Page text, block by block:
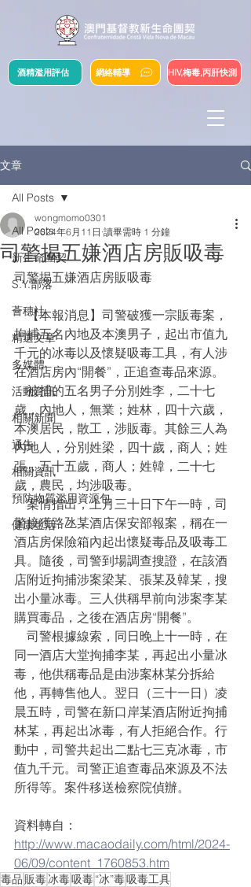
網絡輔導
酒精濫用評估 HIV,梅毒,丙肝快測
文章
All Posts
新生命團契
S.Y.部落
薈穗社
精選文章
多媒體
活動資訊
相關新聞
通告
相關資訊
預防物質濫用資源包
健康生活
All Posts
司警揭五嫌酒店房販吸毒
wongmomo0301
2024年6月11日 讀畢需時 1 分鐘
司警揭五嫌酒店房販吸毒
【本報消息】司警破獲一宗販毒案，
拘捕五名內地及本澳男子，起出市值九
千元的冰毒以及懷疑吸毒工具，有人涉
在酒店房內“開餐”，正追查毒品來源。
被捕的五名男子分別姓李，二十七
歲，內地人，無業；姓林，四十六歲，
本澳居民，散工，涉販毒。其餘三人為
內地人，分別姓梁，四十歲，商人；姓
張，五十五歲，商人；姓韓，二十七
歲，農民，均涉吸毒。
案情指出，上月三十日下午一時，司
警接獲路氹某酒店保安部報案，稱在一
酒店房保險箱內起出懷疑毒品及吸毒工
具。隨後，司警到場調查搜證，在該酒
店附近拘捕涉案梁某、張某及韓某，搜
出小量冰毒。三人供稱早前向涉案李某
購買毒品，之後在酒店房“開餐”。
司警根據線索，同日晚上十一時，在
同一酒店大堂拘捕李某，再起出小量冰
毒，他供稱毒品是由涉案林某分拆給
他，再轉售他人。翌日（三十一日）凌
晨五時，司警在新口岸某酒店附近拘捕
林某，再起出冰毒，有人拒絕合作。行
動中，司警共起出二點七三克冰毒，市
值九千元。司警正追查毒品來源及不法
所得等。案件移送檢察院偵辦。
資料轉自：
http://www.macaodaily.com/html/2024-
06/09/content_1760853.htm
毒品販毒冰毒吸毒“冰”毒吸毒工具